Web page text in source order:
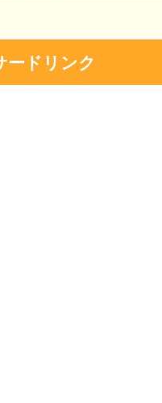
ードリンク